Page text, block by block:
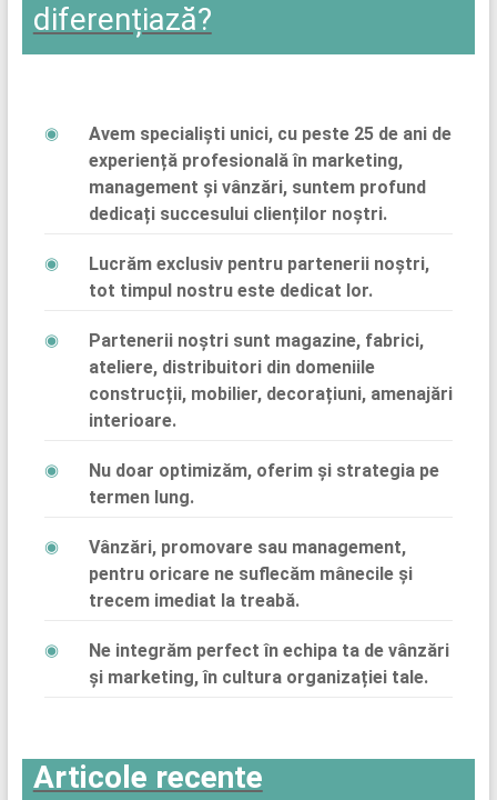
diferențiază?
Avem specialiști unici, cu peste 25 de ani de
experiență profesională în marketing,
management și vânzări, suntem profund
dedicați succesului clienților noștri.
Lucrăm exclusiv pentru partenerii noștri,
tot timpul nostru este dedicat lor.
Partenerii noștri sunt magazine, fabrici,
ateliere, distribuitori din domeniile
construcții, mobilier, decorațiuni, amenajări
interioare.
Nu doar optimizăm, oferim și strategia pe
termen lung.
Vânzări, promovare sau management,
pentru oricare ne suflecăm mânecile și
trecem imediat la treabă.
Ne integrăm perfect în echipa ta de vânzări
și marketing, în cultura organizației tale.
Articole recente